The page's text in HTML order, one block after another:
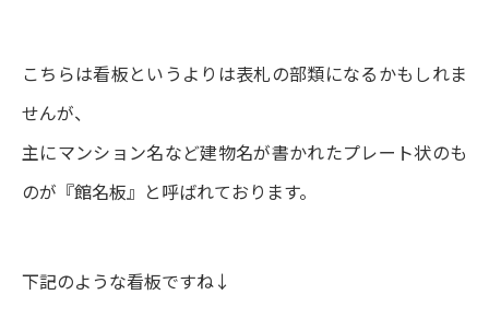
こちらは看板というよりは表札の部類になるかもしれま
せんが、
主にマンション名など建物名が書かれたプレート状のも
のが『館名板』と呼ばれております。
下記のような看板ですね↓